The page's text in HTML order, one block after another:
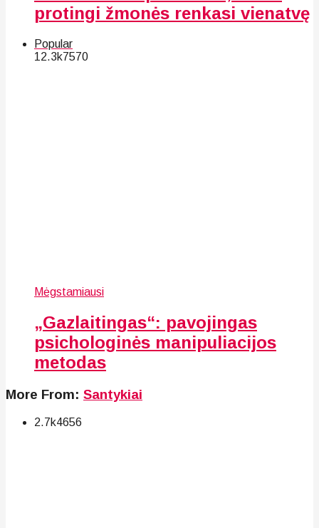
protingi žmonės renkasi vienatvę
Popular
12.3k7570
Mėgstamiausi
„Gazlaitingas“: pavojingas
psichologinės manipuliacijos
metodas
More From: Santykiai
2.7k4656